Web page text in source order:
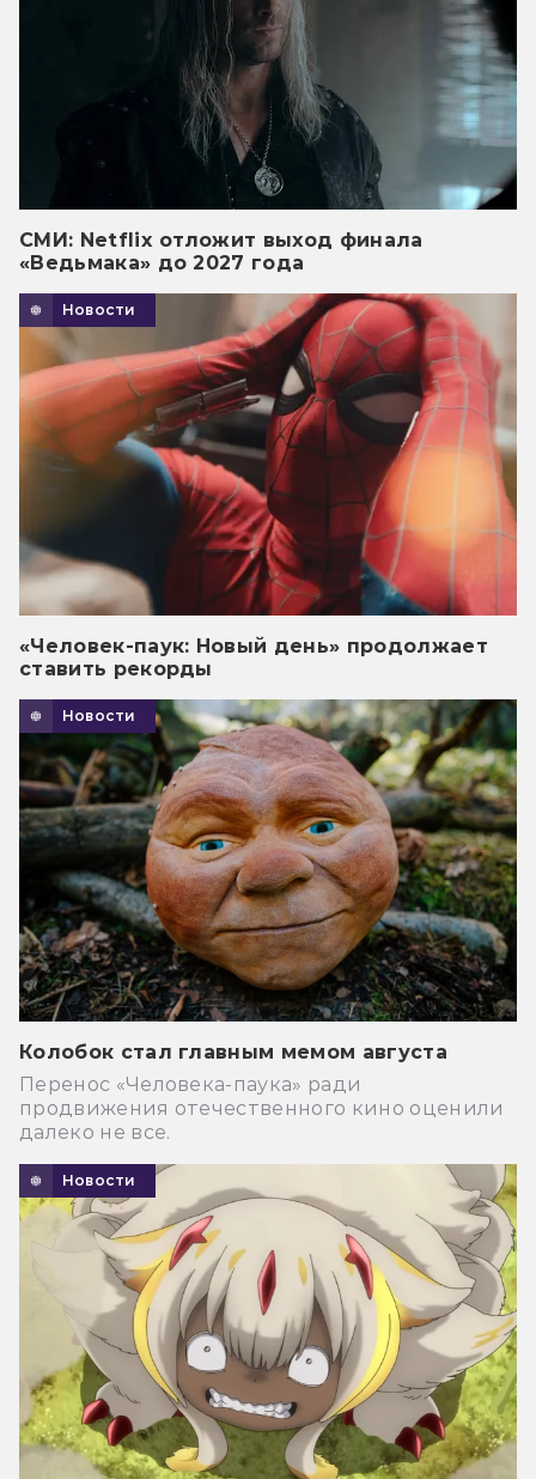
СМИ: Netflix отложит выход финала
«Ведьмака» до 2027 года
Новости
«Человек-паук: Новый день» продолжает
ставить рекорды
Новости
Колобок стал главным мемом августа
Перенос «Человека-паука» ради
продвижения отечественного кино оценили
далеко не все.
Новости